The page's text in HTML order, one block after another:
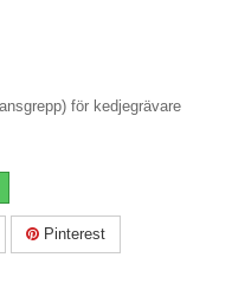
för kedjegrävare
Pinterest